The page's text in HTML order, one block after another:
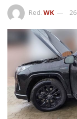
Red. WK